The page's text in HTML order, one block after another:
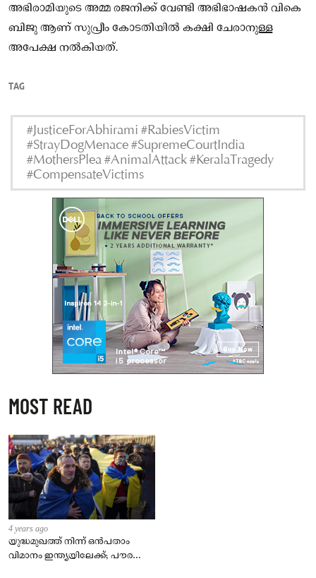
അഭിരാമിയുടെ അമ്മ രജനിക്ക് വേണ്ടി അഭിഭാഷകൻ വികെ
ബിജു ആണ് സുപ്രീം കോടതിയിൽ കക്ഷി ചേരാനുള്ള
അപേക്ഷ നൽകിയത്.
TAG
#JusticeForAbhirami #RabiesVictim
#StrayDogMenace #SupremeCourtIndia
#MothersPlea #AnimalAttack #KeralaTragedy
#CompensateVictims
MOST READ
4 years ago
യുദ്ധമുഖത്ത് നിന്ന് ഒൻപതാം
വിമാനം ഇന്ത്യയിലേക്ക്; പൗരന്മാർ